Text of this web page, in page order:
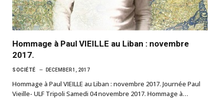
Hommage à Paul VIEILLE au Liban : novembre
2017.
SOCIÉTÉ DECEMBER 1, 2017
Hommage à Paul VIEILLE au Liban : novembre 2017. Journée Paul
Vieille- ULF Tripoli Samedi 04 novembre 2017. Hommage à…